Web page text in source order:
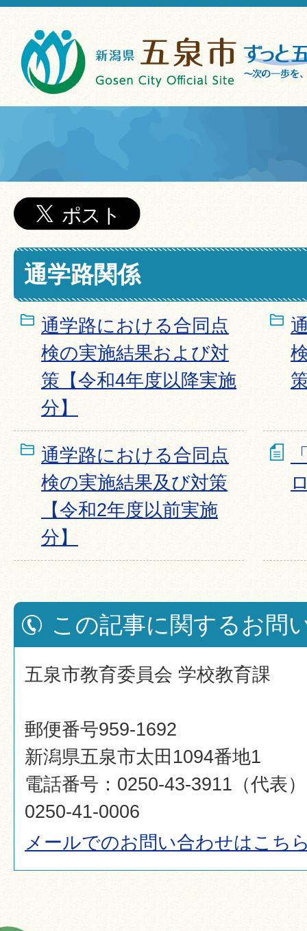
通学路関係
通学路における合同点
検の実施結果および対
策【令和4年度以降実施
分】
通学路における合同点
検の実施結果及び対策
【令和2年度以前実施
分】
この記事に関するお問
五泉市教育委員会 学校教育課
郵便番号959-1692
新潟県五泉市太田1094番地1
電話番号：0250-43-3911（代表
0250-41-0006
メールでのお問い合わせはこち